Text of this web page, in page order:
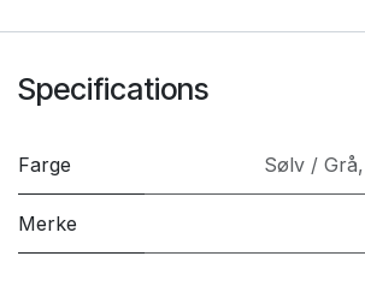
Specifications
Farge Sølv / Grå,
Merke